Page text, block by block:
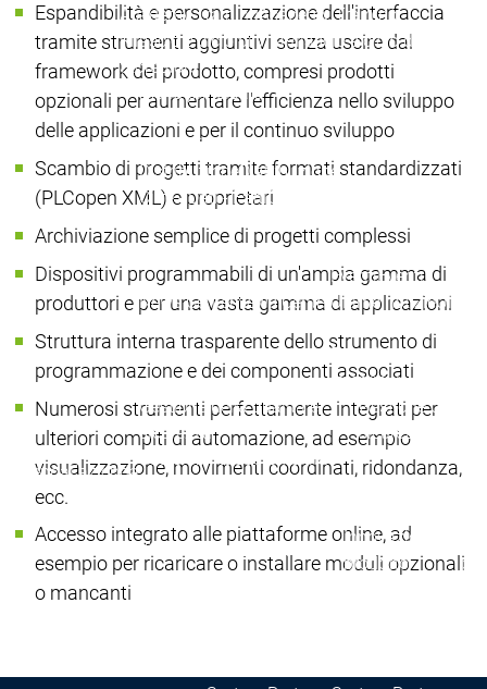
Academy TrainingAcademy Training
Rilascio e ciclo di vitaRilascio e ciclo di vita
Store Store
L'aziendaL'azienda
menu principale
L'azienda
Filiali
DistribuzioneDistribuzione
Cifre - Dati - FattiCifre - Dati - Fatti
News CenterNews Center
L'azienda
News Center
EventiEventi
Ultime notizie
Centro stampa
Pubblicazioni
InterviewsInterviews
Gestione della qualità e
sicurezza
Gestione della
sicurezza
Sostenibilità Sostenibilità
L'innovazione L'innovazione
L'azienda
Innovazioni di
prodotto
Espandibilità e personalizzazione dell'interfaccia
tramite strumenti aggiuntivi senza uscire dal
framework del prodotto, compresi prodotti
opzionali per aumentare l'efficienza nello sviluppo
delle applicazioni e per il continuo sviluppo
Scambio di progetti tramite formati standardizzati
(PLCopen XML) e proprietari
Archiviazione semplice di progetti complessi
Dispositivi programmabili di un'ampia gamma di
produttori e per una vasta gamma di applicazioni
Struttura interna trasparente dello strumento di
programmazione e dei componenti associati
Numerosi strumenti perfettamente integrati per
ulteriori compiti di automazione, ad esempio
visualizzazione, movimenti coordinati, ridondanza,
ecc.
Accesso integrato alle piattaforme online, ad
esempio per ricaricare o installare moduli opzionali
o mancanti